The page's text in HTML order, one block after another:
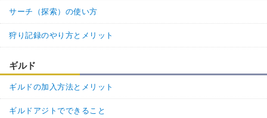
サーチ（探索）の使い方
狩り記録のやり方とメリット
ギルド
ギルドの加入方法とメリット
ギルドアジトでできること